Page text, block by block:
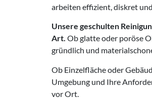
arbeiten effizient, diskret
Unsere geschulten
Art. Ob glatte oder poröse
gründlich und
Ob Einzelfläche oder
Umgebung und Ihre
vor Ort.